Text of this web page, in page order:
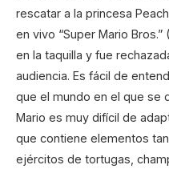
rescatar a la princesa
en vivo “Super Mario
en la taquilla y fue
audiencia. Es fácil de
que el mundo en el que se
Mario es muy difícil de
que contiene elementos
ejércitos de tortugas,